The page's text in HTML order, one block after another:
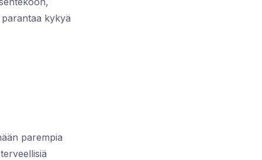
kykyä
parempia